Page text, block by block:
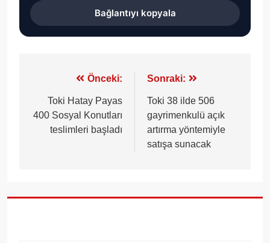
Bağlantıyı kopyala
gezinmesi
Önceki:
Toki Hatay Payas
400 Sosyal Konutları
teslimleri başladı
Sonraki:
Toki 38 ilde 506
gayrimenkulü açık
artırma yöntemiyle
satışa sunacak